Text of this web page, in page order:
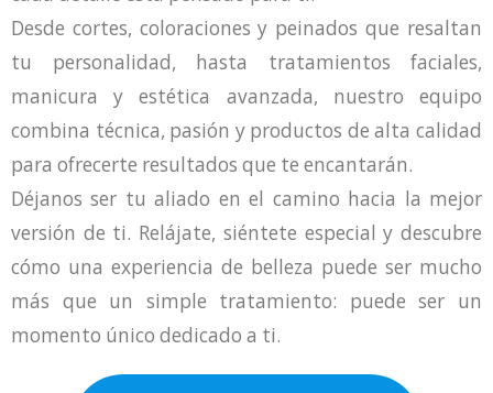
Desde cortes, coloraciones y peinados que resaltan
tu personalidad, hasta tratamientos faciales,
manicura y estética avanzada, nuestro equipo
combina técnica, pasión y productos de alta calidad
para ofrecerte resultados que te encantarán.
Déjanos ser tu aliado en el camino hacia la mejor
versión de ti. Relájate, siéntete especial y descubre
cómo una experiencia de belleza puede ser mucho
más que un simple tratamiento: puede ser un
momento único dedicado a ti.